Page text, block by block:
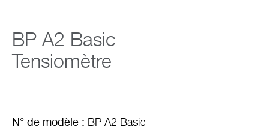
BP A2 Basic
Tensiomètre
N° de modèle : BP A2 Basic